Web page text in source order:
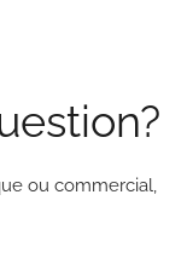
ou commercial,